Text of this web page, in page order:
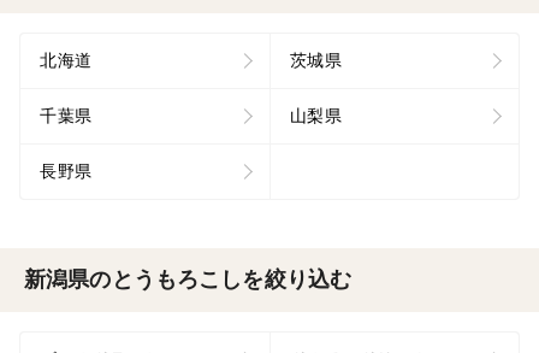
北海道 茨城県
千葉県 山梨県
長野県
新潟県のとうもろこしを絞り込む